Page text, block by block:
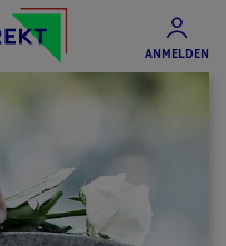
ANMELDEN